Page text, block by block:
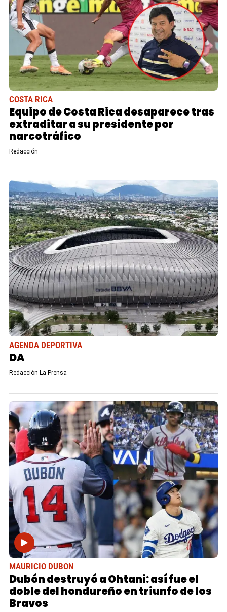
COSTA RICA
Equipo de Costa Rica desaparece tras
extraditar a su presidente por
narcotráfico
Redacción
AGENDA DEPORTIVA
DA
Redacción La Prensa
MAURICIO DUBON
Dubón destruyó a Ohtani: así fue el
doble del hondureño en triunfo de los
Bravos